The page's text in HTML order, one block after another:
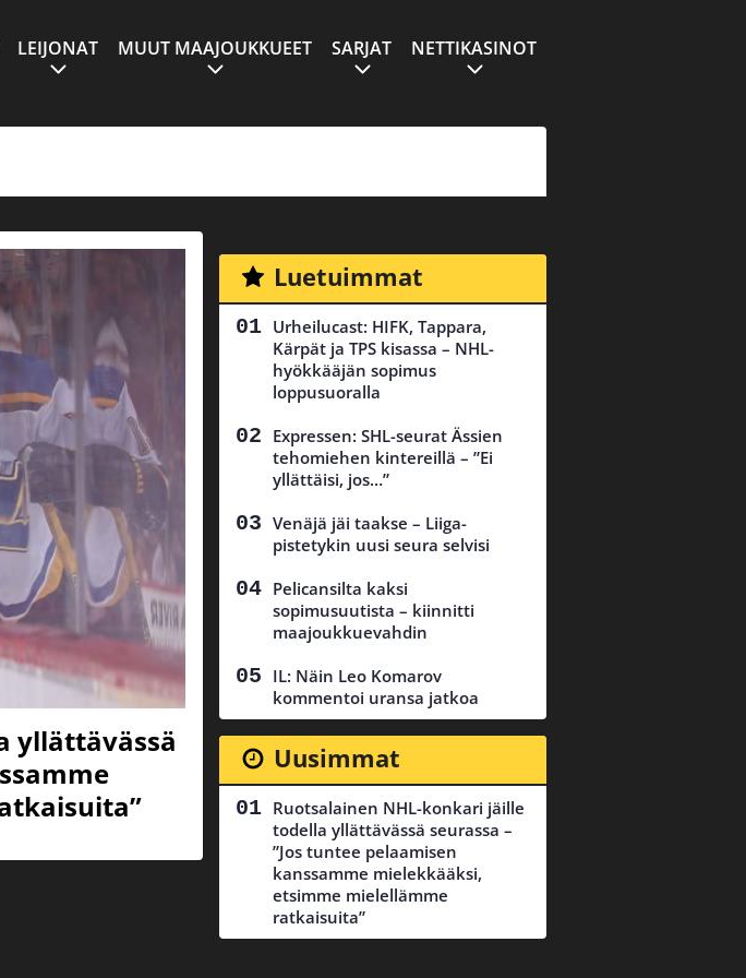
LEIJONAT MUUT MAAJOUKKUEET SARJAT NETTIKASINOT
yllättävässä
Luetuimmat
Urheilucast: HIFK, Tappara,
Kärpät ja TPS kisassa – NHL-
hyökkääjän sopimus
loppusuoralla
Expressen: SHL-seurat Ässien
tehomiehen kintereillä – ”Ei
yllättäisi, jos…”
Venäjä jäi taakse – Liiga-
pistetykin uusi seura selvisi
Pelicansilta kaksi
sopimusuutista – kiinnitti
maajoukkuevahdin
IL: Näin Leo Komarov
kommentoi uransa jatkoa
Uusimmat
Ruotsalainen NHL-konkari jäille
todella yllättävässä seurassa –
”Jos tuntee pelaamisen
kanssamme mielekkääksi,
etsimme mielellämme
ratkaisuita”